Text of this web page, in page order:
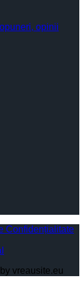
opinii
Confidențialitate
vreausite.eu